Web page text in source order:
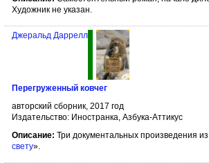
Художник не указан.
Джеральд Даррелл
Перегруженный ковчег
авторский сборник, 2017 год
Издательство: Иностранка, Азбука-Аттикус
Описание: Три документальных произведения
свету».